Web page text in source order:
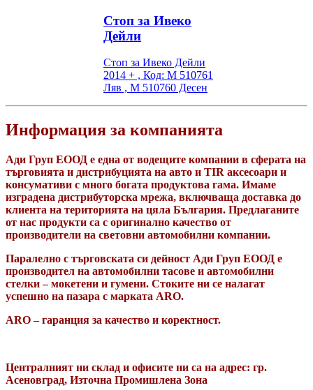
Стоп за Ивеко
Дейли
Стоп за Ивеко Дейли
2014 + , Код: M 510761
Ляв , M 510760 Десен
Информация за компанията
Ади Груп ЕООД е една от водещите компании в сферата на
търговията и дистрибуцията на авто и TIR аксесоари и
консумативи с много богата продуктова гама. Имаме
изградена дистрибуторска мрежа, включваща доставка до
клиента на територията на цяла България. Предлаганите
от нас продукти са с оригинално качество от
производители на световни автомобилни компании.
Паралелно с търговската си дейност Ади Груп ЕООД е
производител на автомобилни тасове и автомобилни
стелки – мокетени и гумени. Стоките ни се налагат
успешно на пазара с марката ARO.
ARO – гаранция за качество и коректност.
Централният ни склад и офисите ни са на адрес: гр.
Асеновград, Източна Промишлена Зона